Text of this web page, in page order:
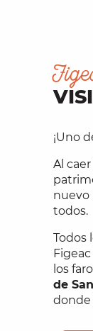
¡Uno
Al
nuevo
todos.
Todos
los
de
donde